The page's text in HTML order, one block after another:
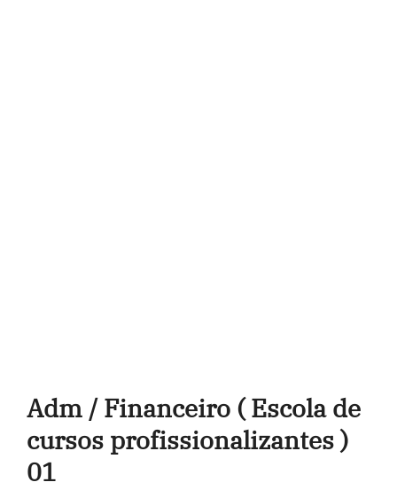
Adm / Financeiro ( Escola de
cursos profissionalizantes )
01